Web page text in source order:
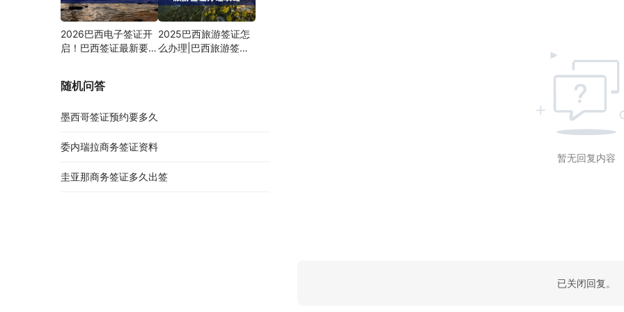
暂无回复内容
已关闭回复。
2026巴西电子签证开
启！巴西签证最新要求
2025巴西旅游签证怎
么办理|巴西旅游签证
随机问答
墨西哥签证预约要多久
委内瑞拉商务签证资料
圭亚那商务签证多久出签